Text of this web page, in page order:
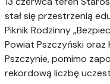
stał się przestrzenią
Piknik Rodzinny
Powiat Pszczyński oraz
Pszczynie, pomimo
rekordową liczbę